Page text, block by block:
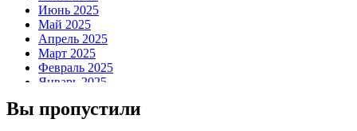
Июнь 2025
Май 2025
Апрель 2025
Март 2025
Февраль 2025
Январь 2025
Ноябрь 2024
Вы пропустили